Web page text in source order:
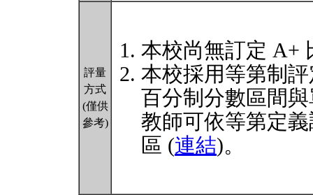
評量
方式
(僅供
參考)
本校尚無訂定 A+
本校採用等第制
百分制分數區間
教師可依等第定
區 (連結)。